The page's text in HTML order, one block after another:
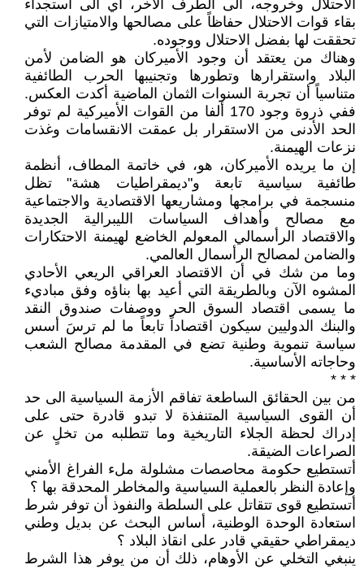
الاحتلال وخروجه، الى الطرف الآخر، أي الى استجداء
بقاء قوات الاحتلال حفاظاً على مصالحها والامتيازات التي
تحققت لها بفضل الاحتلال ووجوده.
وهناك من يعتقد أن وجود الأميركان هو الضامن لأمن
البلاد واستقرارها وتطورها وتجنيبها الحرب الطائفية
متناسياً أن تجربة السنوات الثمان الماضية أكدت العكس.
ففي ذروة وجود 170 ألفا من القوات الأميركية لم توفر
الحد الأدنى من الاستقرار بل عمقت الانقسامات وغذت
نزعات الهيمنة.
إن ما يريده الأميركان، هو، في خاتمة المطاف، أنظمة
طائفية سياسية تابعة و"ديمقراطيات هشة" تظل
منسجمة في برامجها ومشاريعها الاقتصادية والاجتماعية
مع مصالح وأهداف السياسات الليبرالية الجديدة
والاقتصاد الرأسمالي المعولم الخاضع لهيمنة الاحتكارات
والضامن لمصالح الرأسمال العالمي.
وما من شك في أن الاقتصاد العراقي الريعي الأحادي
المشوه الآن وبالطريقة التي أعيد بها بناؤه وفق مباديء
ما يسمى اقتصاد السوق الحر ووصفات صندوق النقد
والبنك الدوليين سيكون اقتصاداً تابعاً ما لم ترسَ أسس
سياسة تنموية وطنية تضع في المقدمة مصالح الشعب
وحاجاته الأساسية.
* * *
من بين الحقائق الساطعة تفاقم الأزمة السياسية الى حد
أن القوى السياسية المتنفذة لا تبدو قادرة حتى على
إدراك لحظة الجلاء التاريخية وما تتطلبه من تخلٍ عن
الصراعات الضيقة.
أتستطيع حكومة محاصصات مشلولة ملء الفراغ الأمني
وإعادة النظر بالعملية السياسية والمخاطر المحدقة بها ؟
أتستطيع قوى تتقاتل على السلطة والنفوذ أن توفر شرط
استعادة الوحدة الوطنية، أساس البحث عن بديل وطني
ديمقراطي حقيقي قادر على انقاذ البلاد ؟
ينبغي التخلي عن الأوهام، ذلك أن من يوفر هذا الشرط